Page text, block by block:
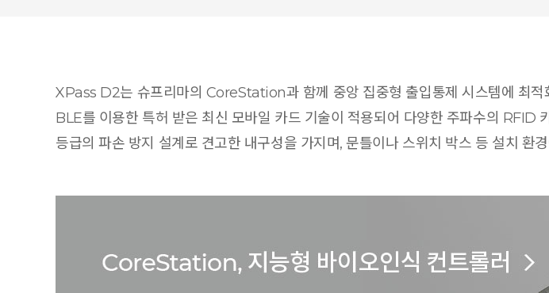
XPass D2는 슈프리마의 CoreStation과 함께 중앙 집중형 출입통제 시스템에 최
BLE를 이용한 특허 받은 최신 모바일 카드 기술이 적용되어 다양한 주파수의
등급의 파손 방지 설계로 견고한 내구성을 가지며, 문틀이나 스위치 박스 등 설치 환